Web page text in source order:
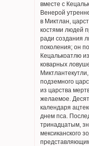
вместе с
Венерой
в Миктлан,
костями людей
ради создания
поколения; он
Кецалькоатлю
коварных
подземного
из царства
желаемое.
календаря
днем пса.
тринадцатым,
мексиканского